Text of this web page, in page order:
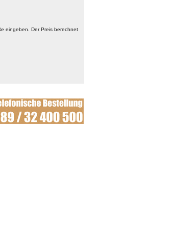
eingeben. Der Preis berechnet